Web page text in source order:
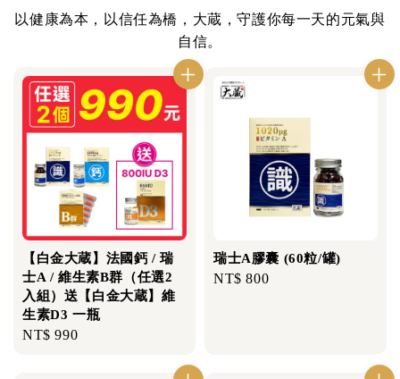
以健康為本，以信任為橋，大蔵，守護你每一天的元氣與
自信。
【白金大蔵】法國鈣 / 瑞
士A / 維生素B群（任選2
入組）送【白金大蔵】維
生素D3 一瓶
Regular
NT$ 990
瑞士A膠囊 (60粒/罐)
Regular
NT$ 800